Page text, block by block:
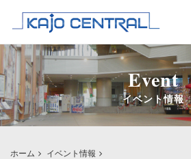
Event
イベント情報
ホーム
イベント情報